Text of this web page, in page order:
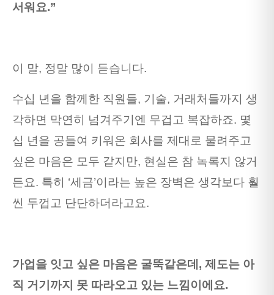
서워요.”
이 말, 정말 많이 듣습니다.
수십 년을 함께한 직원들, 기술, 거래처들까지 생
각하면 막연히 넘겨주기엔 무겁고 복잡하죠. 몇
십 년을 공들여 키워온 회사를 제대로 물려주고
싶은 마음은 모두 같지만, 현실은 참 녹록지 않거
든요. 특히 ‘세금’이라는 높은 장벽은 생각보다 훨
씬 두껍고 단단하더라고요.
가업을 잇고 싶은 마음은 굴뚝같은데, 제도는 아
직 거기까지 못 따라오고 있는 느낌이에요.